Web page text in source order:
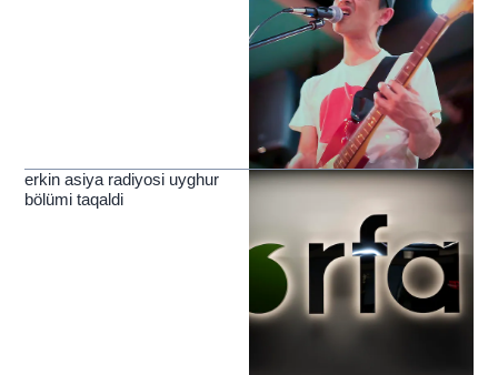
erkin asiya radiyosi uyghur
bölümi taqaldi